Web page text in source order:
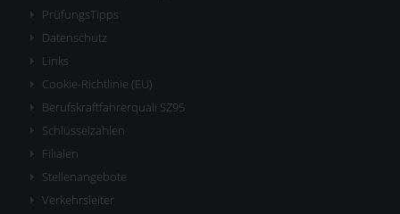
PrüfungsTipps
Datenschutz
Links
Cookie-Richtlinie (EU)
Berufskraftfahrerquali SZ95
Schlüsselzahlen
Filialen
Stellenangebote
Verkehrsleiter